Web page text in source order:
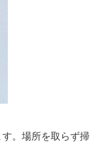
。場所を取らず掃